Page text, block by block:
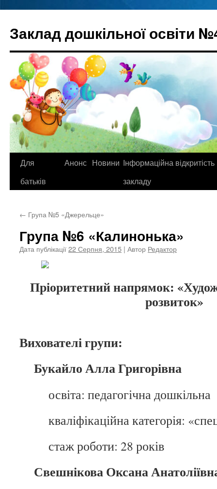
вмісту
Заклад дошкільної освіти
Для
батьків
Анонс Новини Інформаційна відкритість
закладу
← Група №5 «Джерельце»
Група №6 «Калинонька»
Дата публікації22 Серпня, 2015 | Автор Редактор
Пріоритетний напрямок:
розвиток»
Вихователі групи:
Букайло Алла Григорівна
освіта: педагогічна дошкільна
кваліфікаційна категорія:
стаж роботи: 28 років
Свешнікова Оксана